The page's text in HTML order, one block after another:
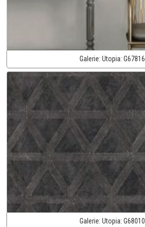
Galerie: Utopia: G67816
Galerie: Utopia: G68010